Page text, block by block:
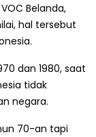
Belanda,
hal tersebut
dan 1980, saat
tidak
negara.
70-an tapi